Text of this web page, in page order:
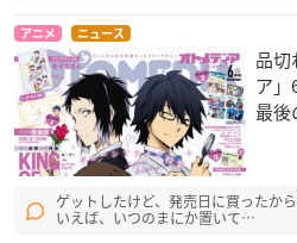
アニメ ニュース
品切
ア」
最後
ゲットしたけど、発売日に買ったか
いえば、いつのまにか置いて…